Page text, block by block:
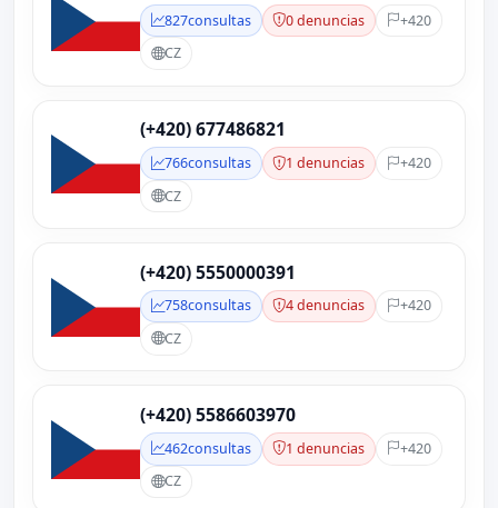
827consultas 0 denuncias
+420
CZ
(+420) 677486821
766consultas 1 denuncias
+420
CZ
(+420) 5550000391
758consultas 4 denuncias
+420
CZ
(+420) 5586603970
462consultas 1 denuncias
+420
CZ